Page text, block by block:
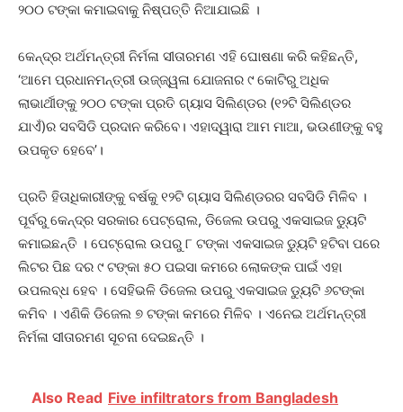
୨୦୦ ଟଙ୍କା କମାଇବାକୁ ନିଷ୍ପତ୍ତି ନିଆଯାଇଛି ।
କେନ୍ଦ୍ର ଅର୍ଥମନ୍ତ୍ରୀ ନିର୍ମଳା ସୀତାରମଣ ଏହି ଘୋଷଣା କରି କହିଛନ୍ତି,
‘ଆମେ ପ୍ରଧାନମନ୍ତ୍ରୀ ଉଜ୍ଜ୍ୱଳା ଯୋଜନାର ୯ କୋଟିରୁ ଅଧିକ
ଲାଭାର୍ଥୀଙ୍କୁ ୨୦୦ ଟଙ୍କା ପ୍ରତି ଗ୍ୟାସ ସିଲିଣ୍ଡର (୧୨ଟି ସିଲିଣ୍ଡର
ଯାଏଁ)ର ସବସିଡି ପ୍ରଦାନ କରିବେ। ଏହାଦ୍ୱାରା ଆମ ମାଆ, ଭଉଣୀଙ୍କୁ ବହୁ
ଉପକୃତ ହେବେ’।
ପ୍ରତି ହିତାଧିକାରୀଙ୍କୁ ବର୍ଷକୁ ୧୨ଟି ଗ୍ୟାସ ସିଲିଣ୍ଡରର ସବସିଡି ମିଳିବ ।
ପୂର୍ବରୁ କେନ୍ଦ୍ର ସରକାର ପେଟ୍ରୋଲ, ଡିଜେଲ ଉପରୁ ଏକସାଇଜ ଡ୍ୟୁଟି
କମାଇଛନ୍ତି । ପେଟ୍ରୋଲ ଉପରୁ ୮ ଟଙ୍କା ଏକସାଇଜ ଡ୍ୟୁଟି ହଟିବା ପରେ
ଲିଟର ପିଛ ଦର ୯ ଟଙ୍କା ୫୦ ପଇସା କମରେ ଲୋକଙ୍କ ପାଇଁ ଏହା
ଉପଲବ୍ଧ ହେବ । ସେହିଭଳି ଡିଜେଲ ଉପରୁ ଏକସାଇଜ ଡ୍ୟୁଟି ୬ଟଙ୍କା
କମିବ । ଏଣିକି ଡିଜେଲ ୭ ଟଙ୍କା କମରେ ମିଳିବ । ଏନେଇ ଅର୍ଥମନ୍ତ୍ରୀ
ନିର୍ମଳା ସୀତାରମଣ ସୂଚନା ଦେଇଛନ୍ତି ।
Also Read Five infiltrators from Bangladesh